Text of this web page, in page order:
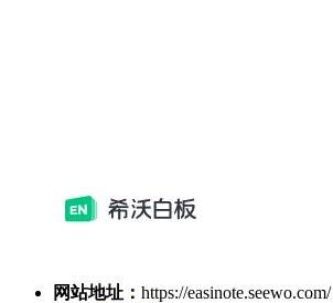
网站地址： https://easinote.seewo.com/